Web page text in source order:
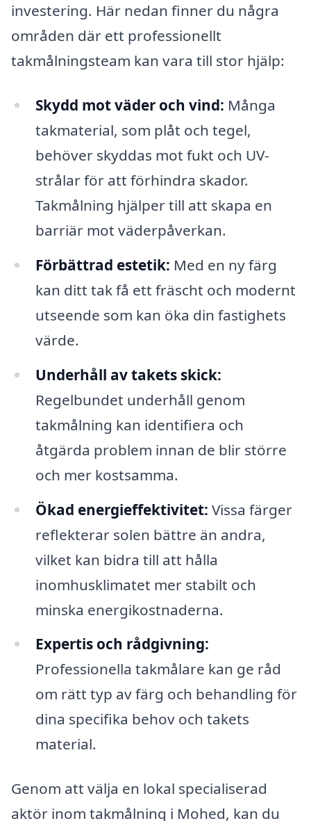
investering. Här nedan finner du några
områden där ett professionellt
takmålningsteam kan vara till stor hjälp:
Skydd mot väder och vind: Många
takmaterial, som plåt och tegel,
behöver skyddas mot fukt och UV-
strålar för att förhindra skador.
Takmålning hjälper till att skapa en
barriär mot väderpåverkan.
Förbättrad estetik: Med en ny färg
kan ditt tak få ett fräscht och modernt
utseende som kan öka din fastighets
värde.
Underhåll av takets skick:
Regelbundet underhåll genom
takmålning kan identifiera och
åtgärda problem innan de blir större
och mer kostsamma.
Ökad energieffektivitet: Vissa färger
reflekterar solen bättre än andra,
vilket kan bidra till att hålla
inomhusklimatet mer stabilt och
minska energikostnaderna.
Expertis och rådgivning:
Professionella takmålare kan ge råd
om rätt typ av färg och behandling för
dina specifika behov och takets
material.
Genom att välja en lokal specialiserad
aktör inom takmålning i Mohed, kan du